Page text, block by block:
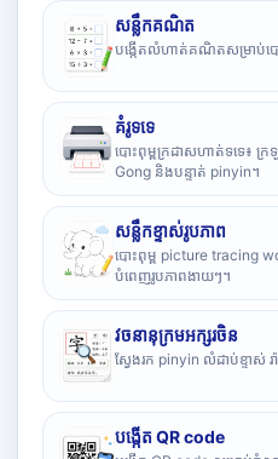
សន្លឹកគណិត
បង្កើតលំហាត់គណិតសម្រាប់បោ
គំរូទទេ
បោះពុម្ពក្រដាសហាត់ទទេ៖ ក្
Gong និងបន្ទាត់ pinyin។
សន្លឹកខ្ទាស់រូបភាព
បោះពុម្ព picture tracing
បំពេញរូបភាពងាយៗ។
វចនានុក្រមអក្សរចិន
ស្វែងរក pinyin លំដាប់ខ្ទាស់
បង្កើត QR code